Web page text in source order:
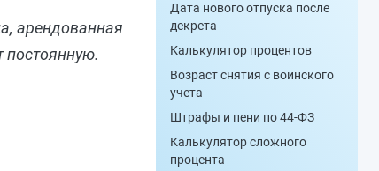
арендованная
постоянную.
Дата нового отпуска после
декрета
Калькулятор процентов
Возраст снятия с воинского
учета
Штрафы и пени по 44-ФЗ
Калькулятор сложного
процента